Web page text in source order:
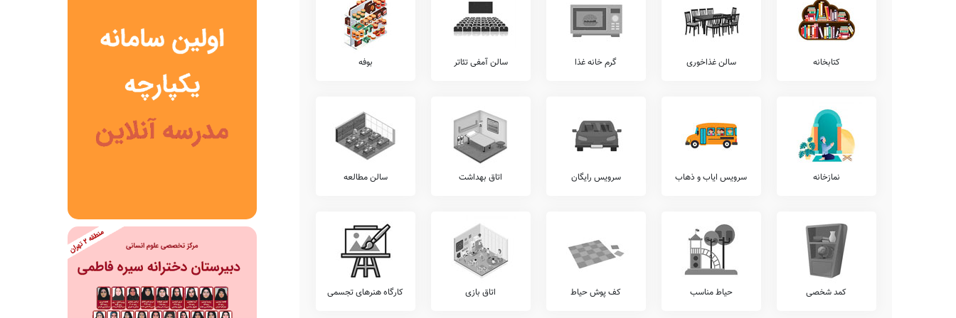
همچنین در خصوص موارد برگزاری کلاس های آنلاین توسط معلم، تکالیف روزانه در منزل، ارائه کارنامه تحلیلی عملکرد، تکالیف روزهای تعطیل در منزل، برگزاری کلاس
جبرانی توسط مدرسه، انتقال مشاور تحصیلی با دانش آموز به پایه بالاتر، انتقال معلم با دانش آموز به پایه بالاتر، نیز اطلاع چندانی در دست نمی باشد.
حضور و غیاب الکترونیکی، و... وجود دارد که ایقان وجود آنها در مدرسه #نام مدرسه، نیازمند همکاری مسئولان هوشمندسازی این مدرسه را دارد.
خدمات پرورشی
از جهات فعالیت های پرورشی، برگزاری اردوهای مذهبی، برگزاری اعیاد مذهبی، برگزاری اردوهای فرهنگی و هنری، برگزاری اردوهای تفریحی و ورزشی، برگزاری جشن
مذهبی برون مدرسه ای، برگزاری مسابقات فرهنگی و هنری درون مدرسه ای، می باشد.
امکانات ورزشی
از نظر امکانات و رشته های ورزشی پوشش داده شده توسط مدرسه 22 بهمن چشمه آوش، می توان پس از بازدید از آن در آدرس ، در خصوص امکانات فوتبال،
ژیمناستیک، تنیس روی میز، فوتبال دستی، پاتیناژ، چمن مصنوعی، بسکتبال، والیبال، استخر، سالن و رزشی، هندبال، ورزش های رزمی، و... اطلاعات دقیقتری بدست
کتابخانه سالن غذاخوری گرم خانه غذا سالن آمفی تئاتر بوفه
نمازخانه سرویس ایاب و ذهاب سرویس رایگان اتاق بهداشت سالن مطالعه
کمد شخصی حیاط مناسب کف پوش حیاط اتاق بازی کارگاه هنرهای تجسمی